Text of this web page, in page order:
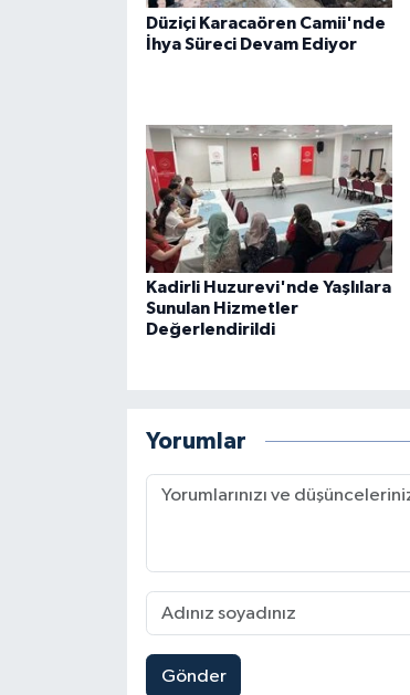
Düziçi Karacaören Camii'nde
İhya Süreci Devam Ediyor
Kadirli Huzurevi'nde Yaşlılara
Sunulan Hizmetler
Değerlendirildi
Yorumlar
Gönder